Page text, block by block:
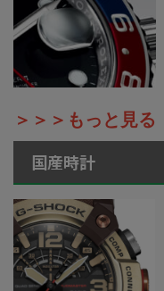
＞＞＞もっと見る
国産時計